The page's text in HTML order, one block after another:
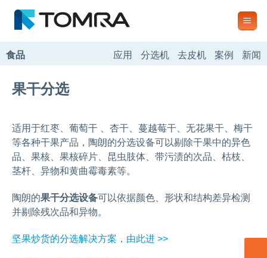
容食品 应用 分选机 去皮机 案例 新闻
果干分选
适用于红枣、葡萄干 、杏干、蔓越莓干、无花果干、梅干
等各种干果产品，陶朗的分选设备可以剔除干果中的异色
品、果核、果核碎片、昆虫肢体、带污渍的次品、枯枝、
茎杆、异物和黄曲霉毒素等。
陶朗的果干分选设备可以依据颜色、形状和结构差异检测
并剔除残次品和异物。
坚果炒货的分选解决方案，由此进 >>